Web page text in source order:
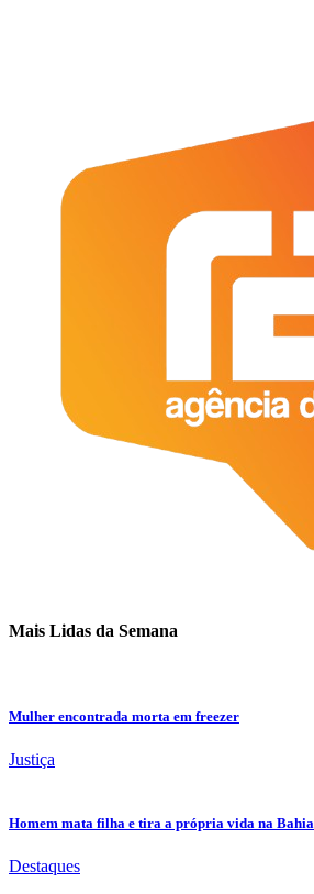
Mais Lidas da Semana
Mulher encontrada morta em freezer
Justiça
Homem mata filha e tira a própria vida na Bahia
Destaques